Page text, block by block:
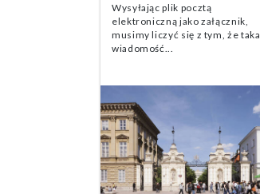
Wysyłając plik pocztą
elektroniczną jako załącznik,
musimy liczyć się z tym, że taka
wiadomość...